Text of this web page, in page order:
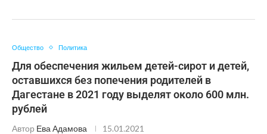
Общество Политика
Для обеспечения жильем детей-сирот и детей,
оставшихся без попечения родителей в
Дагестане в 2021 году выделят около 600 млн.
рублей
Автор Ева Адамова 15.01.2021